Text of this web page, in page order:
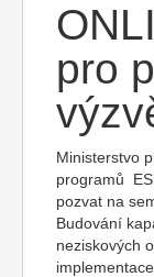
pro
Ministerstvo
programů
pozvat na
Budování
neziskových